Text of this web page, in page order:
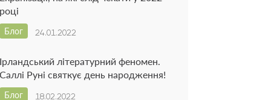
році
24.01.2022
Блог
Ірландський літературний феномен.
Саллі Руні святкує день народження!
18.02.2022
Блог